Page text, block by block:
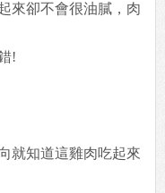
來卻不會很油膩，肉
!
就知道這雞肉吃起來